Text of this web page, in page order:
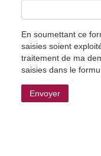
En soumettant ce
saisies soient
traitement de ma
saisies dans le